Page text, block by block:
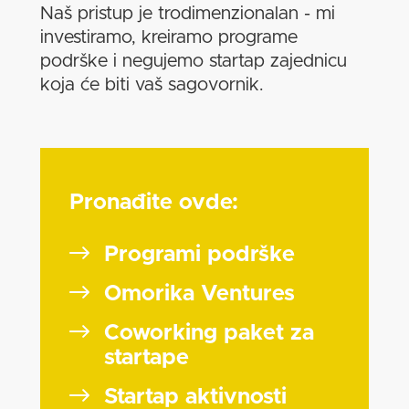
Naš pristup je trodimenzionalan - mi
investiramo, kreiramo programe
podrške i negujemo startap zajednicu
koja će biti vaš sagovornik.
Pronađite ovde:
Programi podrške
Omorika Ventures
Coworking paket za
startape
Startap aktivnosti